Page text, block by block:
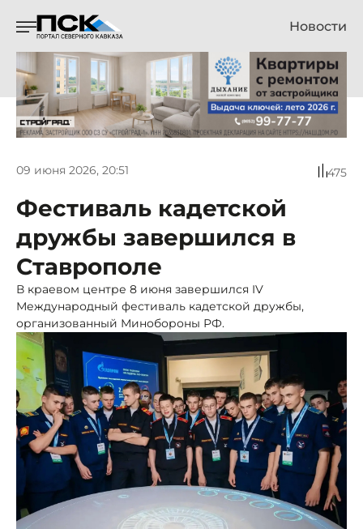
Новости
09 июня 2026, 20:51 475
Фестиваль кадетской
дружбы завершился в
Ставрополе
В краевом центре 8 июня завершился IV
Международный фестиваль кадетской дружбы,
организованный Минобороны РФ.